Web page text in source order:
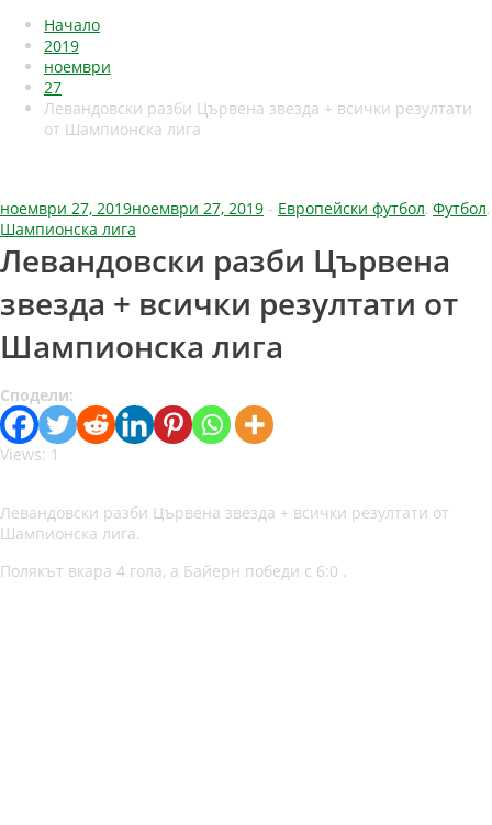
Начало
2019
ноември
27
Левандовски разби Цървена звезда + всички резултати
от Шампионска лига
ноември 27, 2019ноември 27, 2019 - Европейски футбол, Футбол,
Шампионска лига
Левандовски разби Цървена
звезда + всички резултати от
Шампионска лига
Сподели:
Views: 1
Левандовски разби Цървена звезда + всички резултати от
Шампионска лига.
Полякът вкара 4 гола, а Байерн победи с 6:0 .